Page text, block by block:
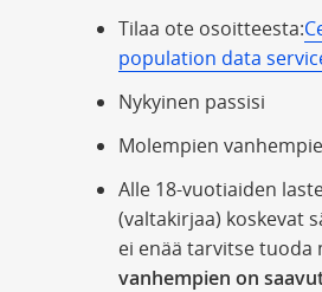
Tilaa ote osoitteesta:
population data
Nykyinen passisi
Molempien
Alle 18-vuotiaiden
(valtakirjaa) koskevat
ei enää tarvitse tuoda
vanhempien on